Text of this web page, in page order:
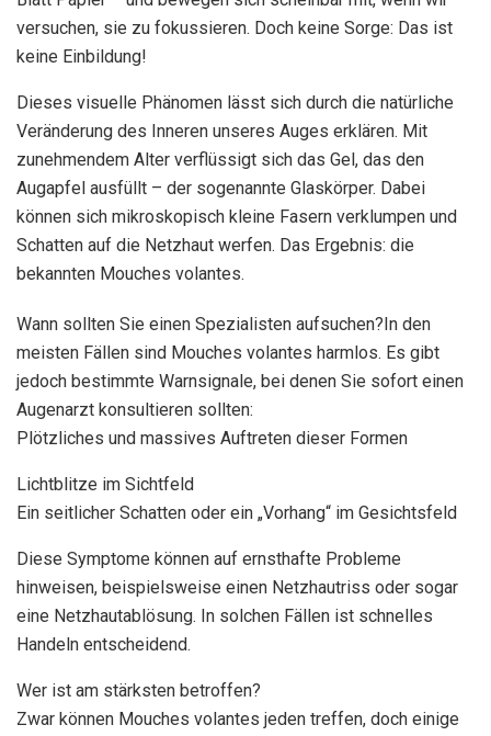
versuchen, sie zu fokussieren. Doch keine Sorge: Das ist
keine Einbildung!
Dieses visuelle Phänomen lässt sich durch die natürliche
Veränderung des Inneren unseres Auges erklären. Mit
zunehmendem Alter verflüssigt sich das Gel, das den
Augapfel ausfüllt – der sogenannte Glaskörper. Dabei
können sich mikroskopisch kleine Fasern verklumpen und
Schatten auf die Netzhaut werfen. Das Ergebnis: die
bekannten Mouches volantes.
Wann sollten Sie einen Spezialisten aufsuchen?In den
meisten Fällen sind Mouches volantes harmlos. Es gibt
jedoch bestimmte Warnsignale, bei denen Sie sofort einen
Augenarzt konsultieren sollten:
Plötzliches und massives Auftreten dieser Formen
Lichtblitze im Sichtfeld
Ein seitlicher Schatten oder ein „Vorhang“ im Gesichtsfeld
Diese Symptome können auf ernsthafte Probleme
hinweisen, beispielsweise einen Netzhautriss oder sogar
eine Netzhautablösung. In solchen Fällen ist schnelles
Handeln entscheidend.
Wer ist am stärksten betroffen?
Zwar können Mouches volantes jeden treffen, doch einige